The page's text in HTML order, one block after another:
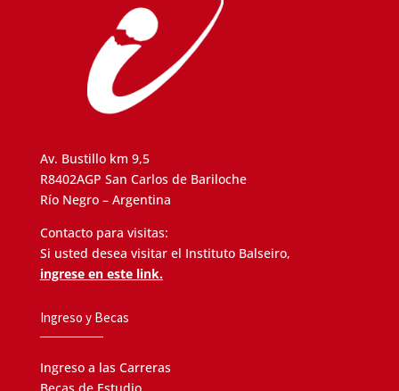
Av. Bustillo km 9,5
R8402AGP San Carlos de Bariloche
Río Negro – Argentina
Contacto para visitas:
Si usted desea visitar el Instituto Balseiro,
ingrese en este link.
Ingreso y Becas
Ingreso a las Carreras
Becas de Estudio